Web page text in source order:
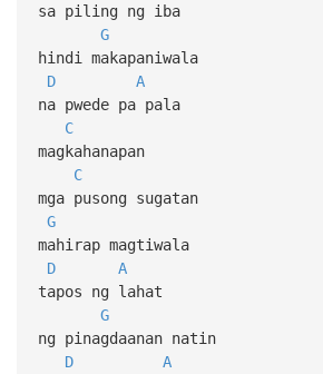
sa piling ng iba
G
hindi makapaniwala
D
A
na pwede pa pala
C
magkahanapan
C
mga pusong sugatan
G
mahirap magtiwala
D
A
tapos ng lahat
G
ng pinagdaanan natin
D
A